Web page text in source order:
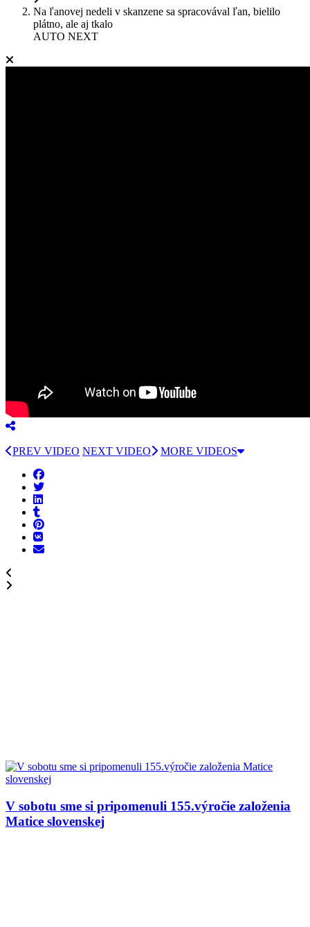
Na ľanovej nedeli v skanzene sa spracovával ľan, bielilo
plátno, ale aj tkalo
AUTO NEXT
PREV VIDEO NEXT VIDEO MORE VIDEOS
V sobotu sme si pripomenuli 155.výročie založenia
Matice slovenskej